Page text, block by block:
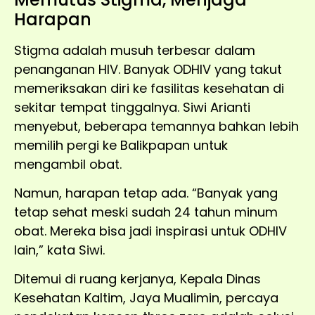
Harapan
Stigma adalah musuh terbesar dalam
penanganan HIV. Banyak ODHIV yang takut
memeriksakan diri ke fasilitas kesehatan di
sekitar tempat tinggalnya. Siwi Arianti
menyebut, beberapa temannya bahkan lebih
memilih pergi ke Balikpapan untuk
mengambil obat.
Namun, harapan tetap ada. “Banyak yang
tetap sehat meski sudah 24 tahun minum
obat. Mereka bisa jadi inspirasi untuk ODHIV
lain,” kata Siwi.
Ditemui di ruang kerjanya, Kepala Dinas
Kesehatan Kaltim, Jaya Mualimin, percaya